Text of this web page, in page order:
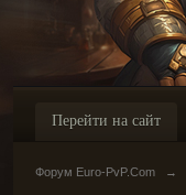
Перейти на сайт
Форум Euro-PvP.Com →